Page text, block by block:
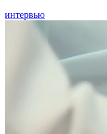
интервью